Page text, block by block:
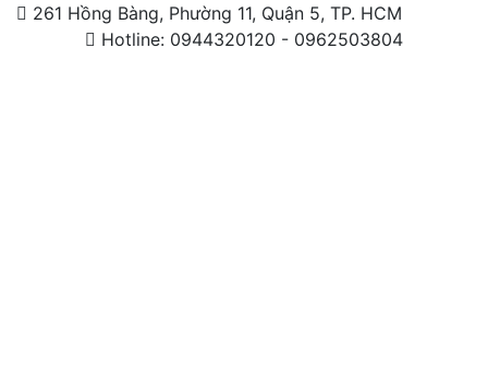
261 Hồng Bàng, Phường 11, Quận 5, TP. HCM
Hotline: 0944320120 - 0962503804